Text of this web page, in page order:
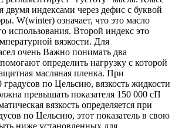
двумя индексами через дефис с буквой
W(winter) означает, что это масло
использования. Второй индекс это
вязкости. Для
очень Важно понимать два
определить нагрузку с которой
масляная пленка. При
по Цельсию, вязкость жидкости
превышать показателя 150 000 сП
вязкость определяется при
по Цельсию, этот показатель в свою
ниже установленных для